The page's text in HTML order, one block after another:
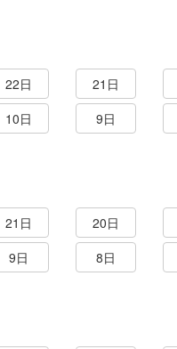
22日 21日
10日 9日
21日 20日
9日 8日